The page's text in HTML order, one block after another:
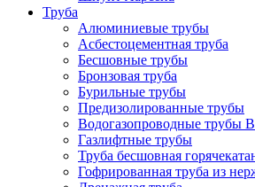
Труба
Алюминиевые трубы
Асбестоцементная труба
Бесшовные трубы
Бронзовая труба
Бурильные трубы
Предизолированные трубы
Водогазопроводные трубы
Газлифтные трубы
Труба бесшовная
Гофрированная труба из